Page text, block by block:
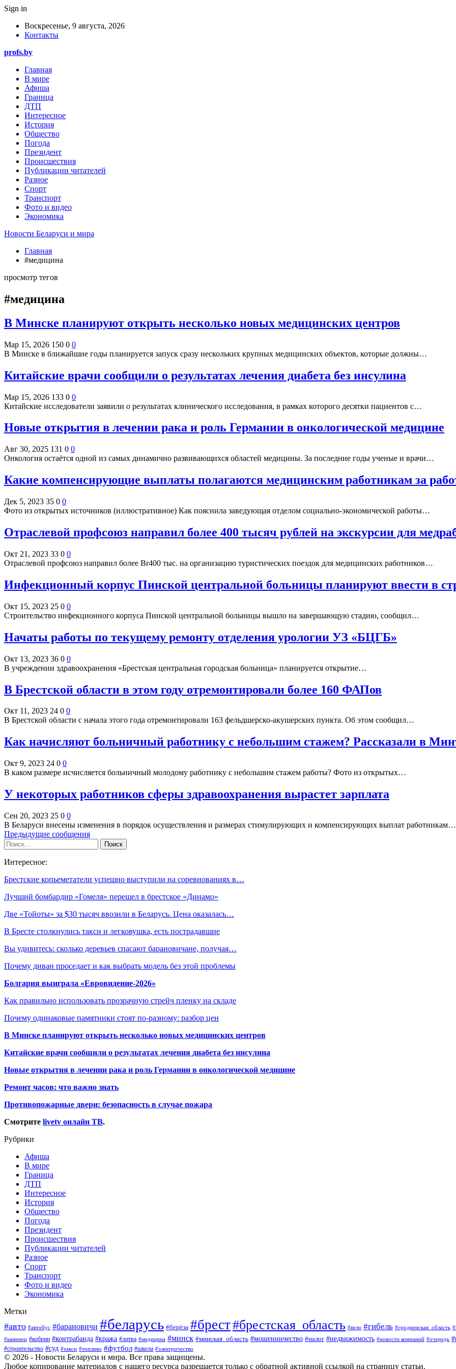
Sign in
Воскресенье, 9 августа, 2026
Контакты
profs.by
Главная
В мире
Афиша
Граница
ДТП
Интересное
История
Общество
Погода
Президент
Происшествия
Публикации читателей
Разное
Спорт
Транспорт
Фото и видео
Экономика
Новости Беларуси и мира
Главная
#медицина
просмотр тегов
#медицина
В Минске планируют открыть несколько новых медицинских центров
Мар 15, 2026 150 0 0
В Минске в ближайшие годы планируется запуск сразу нескольких крупных медицинских объектов, которые должны…
Китайские врачи сообщили о результатах лечения диабета без инсулина
Мар 15, 2026 133 0 0
Китайские исследователи заявили о результатах клинического исследования, в рамках которого десятки пациентов с…
Новые открытия в лечении рака и роль Германии в онкологической медицине
Авг 30, 2025 131 0 0
Онкология остаётся одной из самых динамично развивающихся областей медицины. За последние годы ученые и врачи…
Какие компенсирующие выплаты полагаются медицинским работникам за
Дек 5, 2023 35 0 0
Фото из открытых источников (иллюстративное) Как пояснила заведующая отделом социально-экономической работы…
Отраслевой профсоюз направил более 400 тысяч рублей на экскурсии для
Окт 21, 2023 33 0 0
Отраслевой профсоюз направил более Br400 тыс. на организацию туристических поездок для медицинских работников…
Инфекционный корпус Пинской центральной больницы планируют ввести в
Окт 15, 2023 25 0 0
Строительство инфекционного корпуса Пинской центральной больницы вышло на завершающую стадию, сообщил…
Начаты работы по текущему ремонту отделения урологии УЗ «БЦГБ»
Окт 13, 2023 36 0 0
В учреждении здравоохранения «Брестская центральная городская больница» планируется открытие…
В Брестской области в этом году отремонтировали более 160 ФАПов
Окт 11, 2023 24 0 0
В Брестской области с начала этого года отремонтировали 163 фельдшерско-акушерских пункта. Об этом сообщил…
Как начисляют больничный работнику с небольшим стажем? Рассказали в
Окт 9, 2023 24 0 0
В каком размере исчисляется больничный молодому работнику с небольшим стажем работы? Фото из открытых…
У некоторых работников сферы здравоохранения вырастет зарплата
Сен 20, 2023 25 0 0
В Беларуси внесены изменения в порядок осуществления и размерах стимулирующих и компенсирующих выплат работникам…
Предыдущие сообщения
Интересное:
Брестские копьеметатели успешно выступили на соревнованиях в…
Лучший бомбардир «Гомеля» перешел в брестское «Динамо»
Две «Тойоты» за $30 тысяч ввозили в Беларусь. Цена оказалась…
В Бресте столкнулись такси и легковушка, есть пострадавшие
Вы удивитесь: сколько деревьев спасают барановичане, получая…
Почему диван проседает и как выбрать модель без этой проблемы
Болгария выиграла «Евровидение-2026»
Как правильно использовать прозрачную стрейч пленку на складе
Почему одинаковые памятники стоят по-разному: разбор цен
В Минске планируют открыть несколько новых медицинских центров
Китайские врачи сообщили о результатах лечения диабета без инсулина
Новые открытия в лечении рака и роль Германии в онкологической медицине
Ремонт часов: что важно знать
Противопожарные двери: безопасность в случае пожара
Смотрите livetv онлайн ТВ.
Рубрики
Афиша
В мире
Граница
ДТП
Интересное
История
Общество
Погода
Президент
Происшествия
Публикации читателей
Разное
Спорт
Транспорт
Фото и видео
Экономика
Метки
#авто #автобус #барановичи #беларусь #берёза #брест#брестская_область #вело #гибель #гродненская_область
#каменец #кобрин #контрабанда #кража #литва #медицина #минск #минская_область #мошенничество #налог #недвижимость #новости компаний #очередь
#строительство #суд #такси #топливо #футбол #школа #электричество
© 2026 - Новости Беларуси и мира. Все права защищены.
Любое копирование материалов с нашего ресурса разрешается только с обратной активной ссылкой на страницу статьи.